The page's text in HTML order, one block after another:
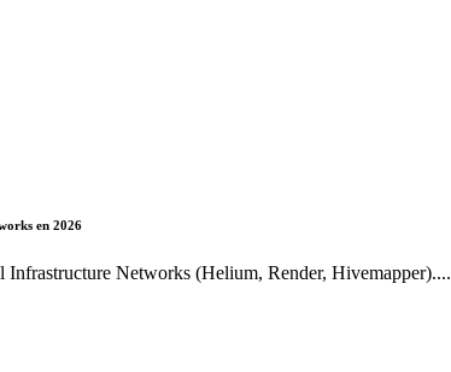
en 2026
Networks (Helium, Render, Hivemapper)....